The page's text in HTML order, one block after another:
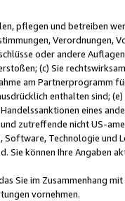
pflegen und betreiben
Verordnungen,
oder andere
(c) Sie
am Partnerprogramm
enthalten sind; (e)
eines
zutreffende nicht US-
Software, Technologie und
Sie können Ihre Angaben
Sie im Zusammenhang mit
vornehmen.